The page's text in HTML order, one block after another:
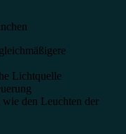
Lichtquelle
den Leuchten der